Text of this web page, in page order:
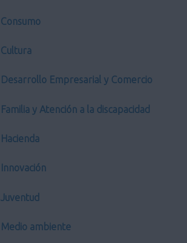
Consumo
Cultura
Desarrollo Empresarial y Comercio
Familia y Atención a la discapacidad
Hacienda
Innovación
Juventud
Medio ambiente